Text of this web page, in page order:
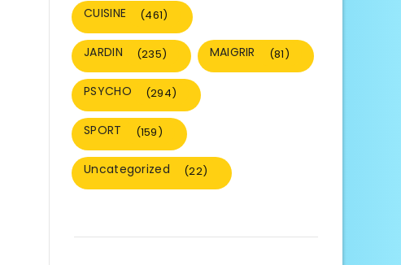
CUISINE (461)
JARDIN (235) MAIGRIR (81)
PSYCHO (294)
SPORT (159)
Uncategorized (22)